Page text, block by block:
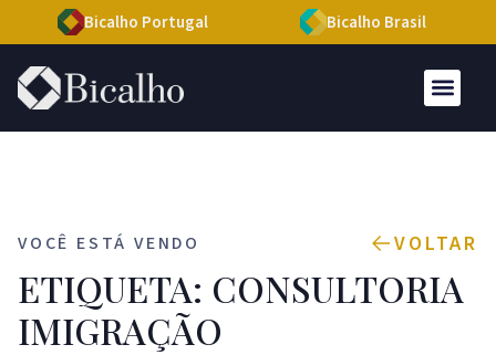
Bicalho Portugal Bicalho Brasil
VOCÊ ESTÁ VENDO VOLTAR
ETIQUETA: CONSULTORIA
IMIGRAÇÃO